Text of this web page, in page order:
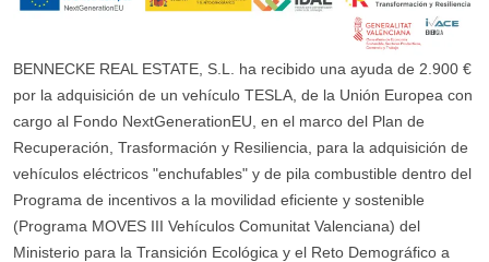
BENNECKE REAL ESTATE, S.L. ha recibido una ayuda de 2.900 €
por la adquisición de un vehículo TESLA, de la Unión Europea con
cargo al Fondo NextGenerationEU, en el marco del Plan de
Recuperación, Trasformación y Resiliencia, para la adquisición de
vehículos eléctricos "enchufables" y de pila combustible dentro del
Programa de incentivos a la movilidad eficiente y sostenible
(Programa MOVES III Vehículos Comunitat Valenciana) del
Ministerio para la Transición Ecológica y el Reto Demográfico a